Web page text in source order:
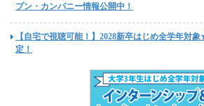
プン・カンパニー情報公開中！
【自宅で視聴可能！】2028新卒はじめ全学年対
定！